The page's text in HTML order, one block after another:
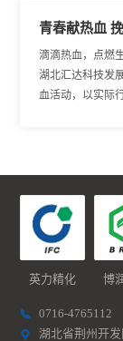
青春献热血
滴滴热血，点燃
湖北汇达科技发
血活动，以实际
英力精化 博
0716-4765112
湖北省荆州开